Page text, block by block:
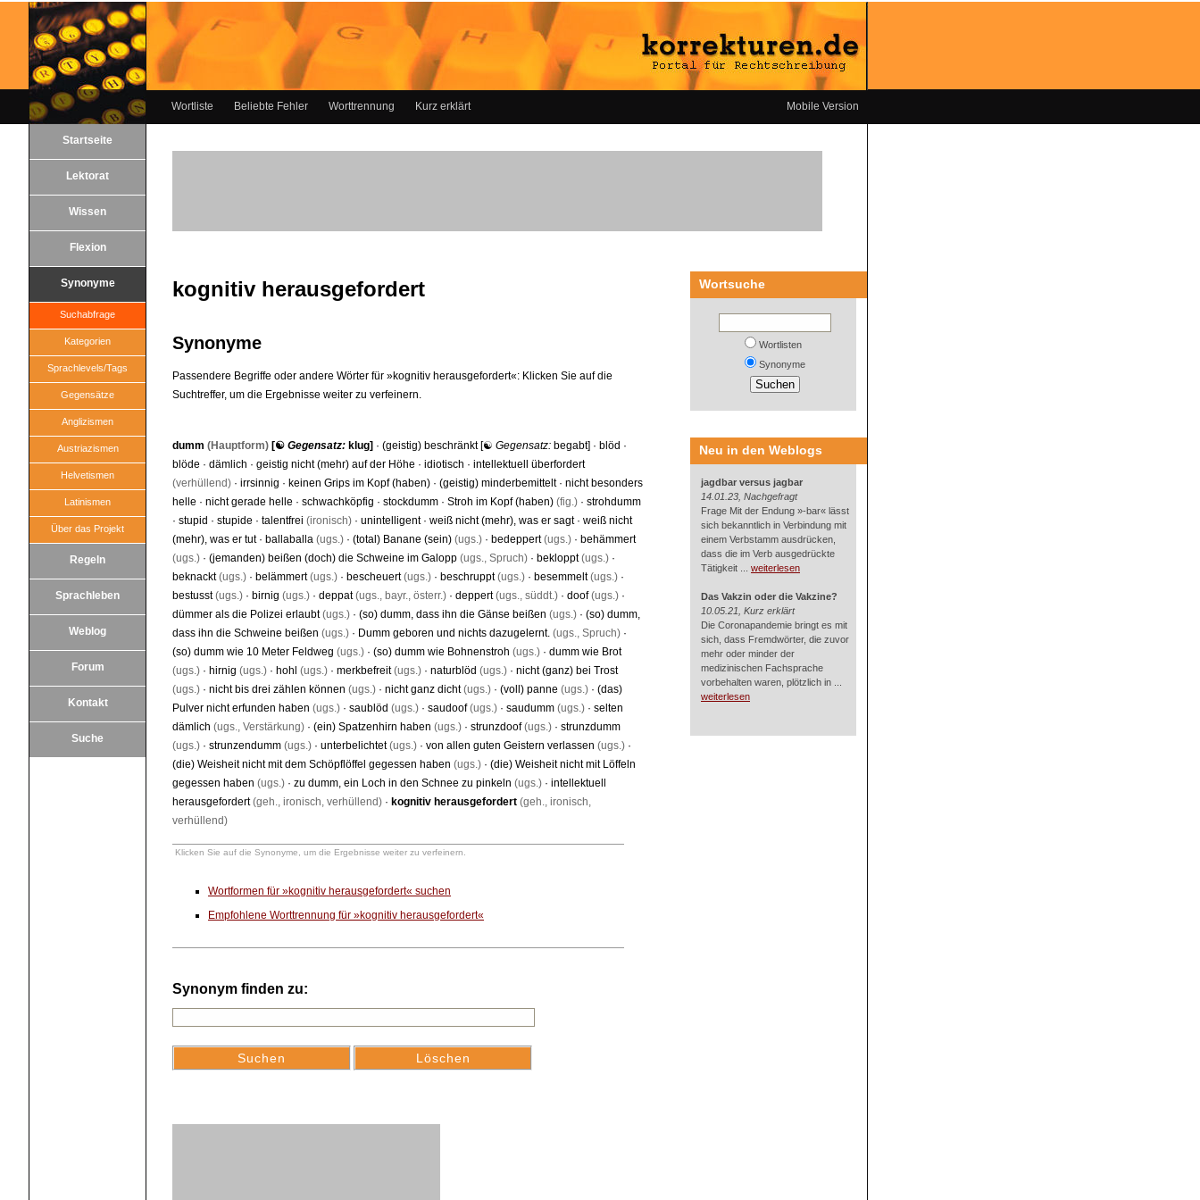
Wortliste Beliebte Fehler Worttrennung Kurz erklärt Mobile Version
Startseite
Lektorat
Wissen
Flexion
Synonyme
Suchabfrage
Kategorien
Sprachlevels/Tags
Gegensätze
Anglizismen
Austriazismen
Helvetismen
Latinismen
Über das Projekt
Regeln
Sprachleben
Weblog
Forum
Kontakt
Suche
kognitiv herausgefordert
Synonyme
Passendere Begriffe oder andere Wörter für »kognitiv herausgefordert«: Klicken Sie auf die
Suchtreffer, um die Ergebnisse weiter zu verfeinern.
dumm (Hauptform) [☯ Gegensatz: klug] · (geistig) beschränkt[☯ Gegensatz: begabt] · blöd ·
blöde · dämlich · geistig nicht (mehr) auf der Höhe · idiotisch · intellektuell überfordert
(verhüllend) · irrsinnig · keinen Grips im Kopf (haben) · (geistig) minderbemittelt· nicht besonders
helle · nicht gerade helle · schwachköpfig · stockdumm · Stroh im Kopf (haben) (fig.) · strohdumm
· stupid · stupide · talentfrei (ironisch) · unintelligent· weiß nicht (mehr), was er sagt· weiß nicht
(mehr), was er tut· ballaballa (ugs.) · (total) Banane (sein) (ugs.) · bedeppert(ugs.) · behämmert
(ugs.) · (jemanden) beißen (doch) die Schweine im Galopp (ugs., Spruch) · bekloppt(ugs.) ·
beknackt(ugs.) · belämmert(ugs.) · bescheuert(ugs.) · beschruppt(ugs.) · besemmelt(ugs.) ·
bestusst(ugs.) · birnig (ugs.) · deppat(ugs., bayr., österr.) · deppert(ugs., süddt.) · doof(ugs.) ·
dümmer als die Polizei erlaubt(ugs.) · (so) dumm, dass ihn die Gänse beißen (ugs.) · (so) dumm,
dass ihn die Schweine beißen (ugs.) · Dumm geboren und nichts dazugelernt. (ugs., Spruch) ·
(so) dumm wie 10 Meter Feldweg (ugs.) · (so) dumm wie Bohnenstroh (ugs.) · dumm wie Brot
(ugs.) · hirnig (ugs.) · hohl (ugs.) · merkbefreit(ugs.) · naturblöd (ugs.) · nicht (ganz) bei Trost
(ugs.) · nicht bis drei zählen können (ugs.) · nicht ganz dicht(ugs.) · (voll) panne (ugs.) · (das)
Pulver nicht erfunden haben (ugs.) · saublöd (ugs.) · saudoof(ugs.) · saudumm (ugs.) · selten
dämlich (ugs., Verstärkung) · (ein) Spatzenhirn haben (ugs.) · strunzdoof(ugs.) · strunzdumm
(ugs.) · strunzendumm (ugs.) · unterbelichtet(ugs.) · von allen guten Geistern verlassen (ugs.) ·
(die) Weisheit nicht mit dem Schöpflöffel gegessen haben (ugs.) · (die) Weisheit nicht mit Löffeln
gegessen haben (ugs.) · zu dumm, ein Loch in den Schnee zu pinkeln (ugs.) · intellektuell
herausgefordert(geh., ironisch, verhüllend) · kognitiv herausgefordert (geh., ironisch,
verhüllend)
Klicken Sie auf die Synonyme, um die Ergebnisse weiter zu verfeinern.
Wortformen für »kognitiv herausgefordert« suchen
Empfohlene Worttrennung für »kognitiv herausgefordert«
Synonym finden zu:
Wortsuche
Wortlisten
Synonyme
Neu in den Weblogs
jagdbar versus jagbar
14.01.23, Nachgefragt
Frage Mit der Endung »-bar« lässt
sich bekanntlich in Verbindung mit
einem Verbstamm ausdrücken,
dass die im Verb ausgedrückte
Tätigkeit ... weiterlesen
Das Vakzin oder die Vakzine?
10.05.21, Kurz erklärt
Die Coronapandemie bringt es mit
sich, dass Fremdwörter, die zuvor
mehr oder minder der
medizinischen Fachsprache
vorbehalten waren, plötzlich in ...
weiterlesen